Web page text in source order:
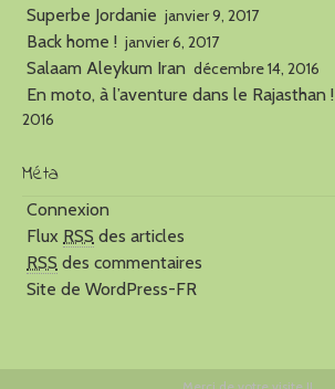
Superbe Jordanie janvier 9, 2017
Back home ! janvier 6, 2017
Salaam Aleykum Iran décembre 14, 2016
En moto, à l’aventure dans le Rajasthan !
2016
Méta
Connexion
Flux RSS des articles
RSS des commentaires
Site de WordPress-FR